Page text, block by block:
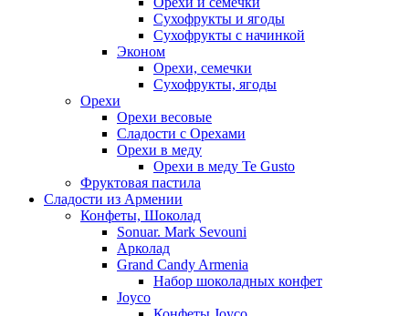
Сухофрукты и ягоды
Сухофрукты с начинкой
Эконом
Орехи, семечки
Сухофрукты, ягоды
Орехи
Орехи весовые
Сладости с Орехами
Орехи в меду
Орехи в меду Te Gusto
Фруктовая пастила
Сладости из Армении
Конфеты, Шоколад
Sonuar. Mark Sevouni
Арколад
Grand Candy Armenia
Набор шоколадных конфет
Joyco